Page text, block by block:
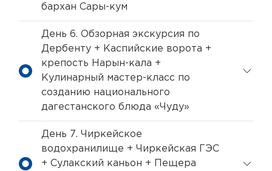
бархан Сары-кум
День 6. Обзорная экскурсия по
Дербенту + Каспийские ворота +
крепость Нарын-кала +
Кулинарный мастер-класс по
созданию национального
дагестанского блюда «Чуду»
День 7. Чиркейское
водохранилище + Чиркейская ГЭС
+ Сулакский каньон + Пещера